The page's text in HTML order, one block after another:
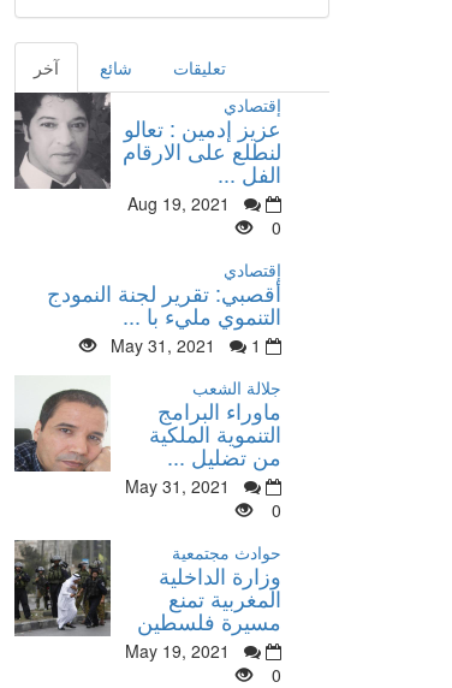
آخر شائع
تعليقات
إقتصادي
عزيز إدمين : تعالو
لنطلع على الارقام
الفل ...
Aug 19, 2021
0
إقتصادي
أقصبي: تقرير لجنة النمودج
التنموي مليء با ...
May 31, 2021
1
جلالة الشعب
ماوراء البرامج
التنموية الملكية
من تضليل ...
May 31, 2021
0
حوادث مجتمعية
وزارة الداخلية
المغربية تمنع
مسيرة فلسطين
May 19, 2021
0